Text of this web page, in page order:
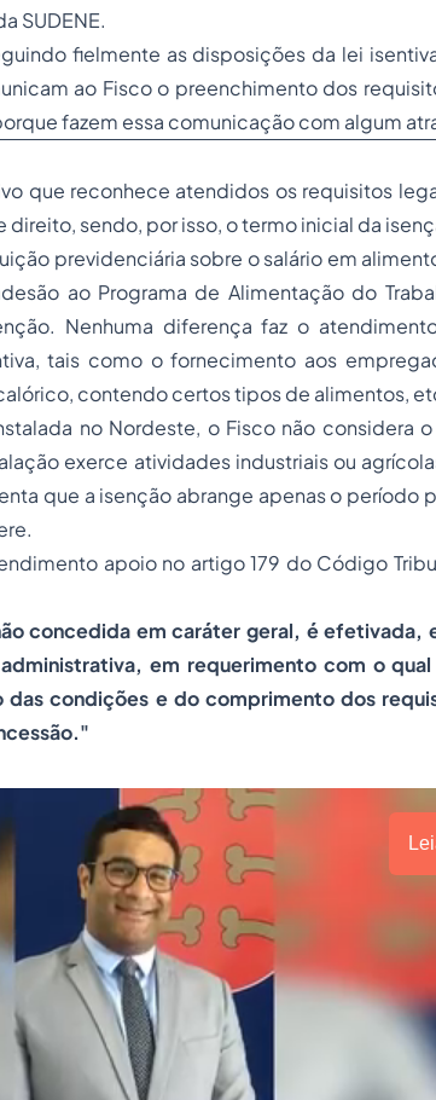
SUDENE.
fielmente as disposições da lei
ao Fisco o preenchimento dos
fazem essa comunicação com algum
que reconhece atendidos os requisitos
sendo, por isso, o termo inicial da
previdenciária sobre o salário em
ao Programa de Alimentação do
Nenhuma diferença faz o
tais como o fornecimento aos
contendo certos tipos de alimentos,
no Nordeste, o Fisco não considera
exerce atividades industriais ou
que a isenção abrange apenas o período
apoio no artigo 179 do Código
concedida em caráter geral, é efetivada,
em requerimento com o
condições e do comprimento dos